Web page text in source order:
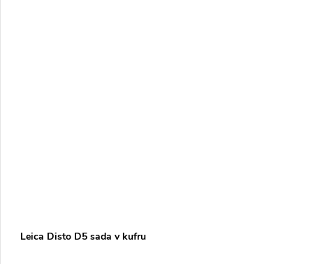
Leica Disto D5 sada v kufru